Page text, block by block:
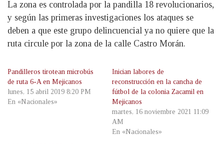
La zona es controlada por la pandilla 18 revolucionarios,
y según las primeras investigaciones los ataques se
deben a que este grupo delincuencial ya no quiere que la
ruta circule por la zona de la calle Castro Morán.
Pandilleros tirotean microbús
de ruta 6-A en Mejicanos
lunes, 15 abril 2019 8:20 PM
En «Nacionales»
Inician labores de
reconstrucción en la cancha de
fútbol de la colonia Zacamil en
Mejicanos
martes, 16 noviembre 2021 11:09
AM
En «Nacionales»